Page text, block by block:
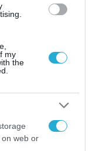
my
the
web or
Nα